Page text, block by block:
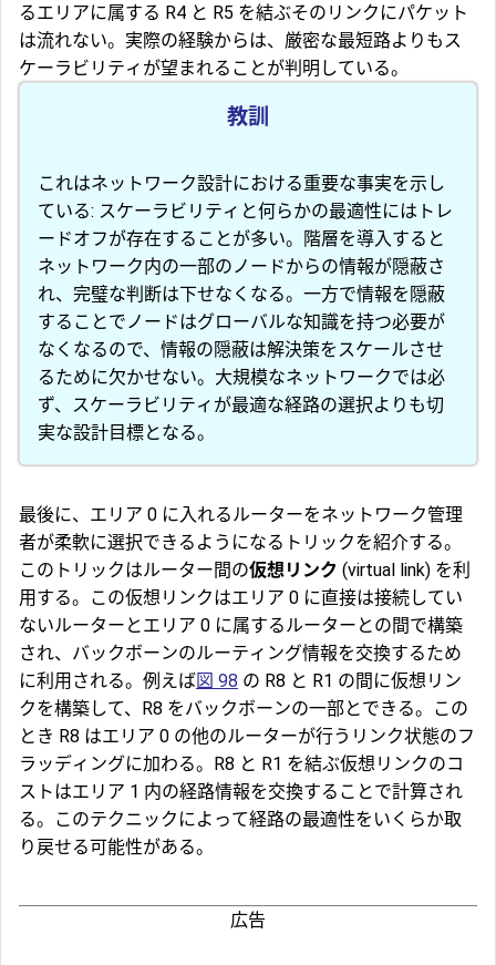
るエリアに属する R4 と R5 を結ぶそのリンクにパケット
は流れない。実際の経験からは、厳密な最短路よりもス
ケーラビリティが望まれることが判明している。
教訓
これはネットワーク設計における重要な事実を示し
ている: スケーラビリティと何らかの最適性にはトレ
ードオフが存在することが多い。階層を導入すると
ネットワーク内の一部のノードからの情報が隠蔽さ
れ、完璧な判断は下せなくなる。一方で情報を隠蔽
することでノードはグローバルな知識を持つ必要が
なくなるので、情報の隠蔽は解決策をスケールさせ
るために欠かせない。大規模なネットワークでは必
ず、スケーラビリティが最適な経路の選択よりも切
実な設計目標となる。
最後に、エリア 0 に入れるルーターをネットワーク管理
者が柔軟に選択できるようになるトリックを紹介する。
このトリックはルーター間の仮想リンク (virtual link) を利
用する。この仮想リンクはエリア 0 に直接は接続してい
ないルーターとエリア 0 に属するルーターとの間で構築
され、バックボーンのルーティング情報を交換するため
に利用される。例えば図 98 の R8 と R1 の間に仮想リン
クを構築して、R8 をバックボーンの一部とできる。この
とき R8 はエリア 0 の他のルーターが行うリンク状態のフ
ラッディングに加わる。R8 と R1 を結ぶ仮想リンクのコ
ストはエリア 1 内の経路情報を交換することで計算され
る。このテクニックによって経路の最適性をいくらか取
り戻せる可能性がある。
広告